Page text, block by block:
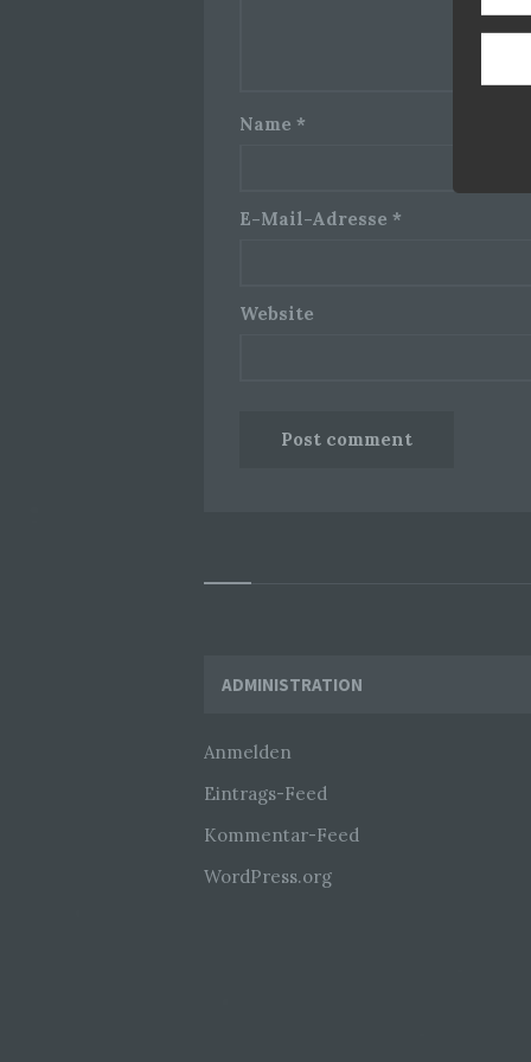
Name *
E-Mail-Adresse *
Website
Widgets
ADMINISTRATION
Anmelden
Eintrags-Feed
Kommentar-Feed
WordPress.org